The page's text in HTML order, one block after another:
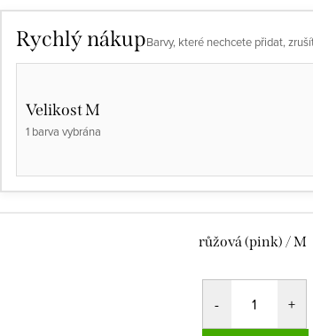
Rychlý nákupBarvy, které nechcete přidat,
Velikost M
1 barva vybrána
růžová (pink) / M